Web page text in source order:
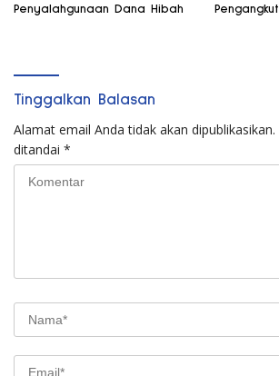
Penyalahgunaan Dana Hibah
Tinggalkan Balasan
Alamat email Anda tidak akan dipublikasikan.
ditandai *